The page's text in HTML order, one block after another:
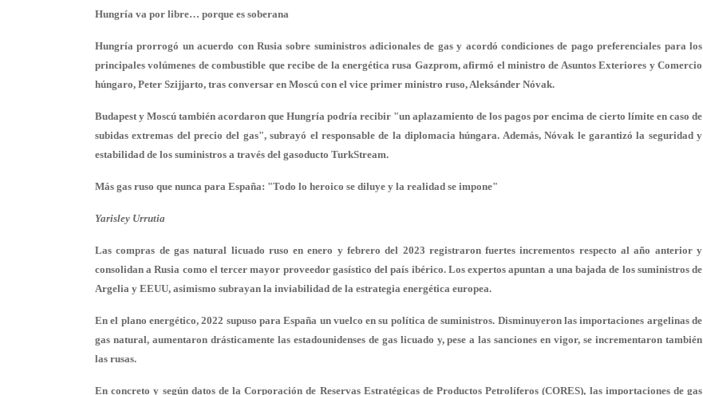
Hungría va por libre… porque es soberana
Hungría prorrogó un acuerdo con Rusia sobre suministros adicionales de gas y acordó condiciones de pago preferenciales para los
principales volúmenes de combustible que recibe de la energética rusa Gazprom, afirmó el ministro de Asuntos Exteriores y Comercio
húngaro, Peter Szijjarto, tras conversar en Moscú con el vice primer ministro ruso, Aleksánder Nóvak.
Budapest y Moscú también acordaron que Hungría podría recibir "un aplazamiento de los pagos por encima de cierto límite en caso de
subidas extremas del precio del gas", subrayó el responsable de la diplomacia húngara. Además, Nóvak le garantizó la seguridad y
estabilidad de los suministros a través del gasoducto TurkStream.
Más gas ruso que nunca para España: "Todo lo heroico se diluye y la realidad se impone"
Yarisley Urrutia
Las compras de gas natural licuado ruso en enero y febrero del 2023 registraron fuertes incrementos respecto al año anterior y
consolidan a Rusia como el tercer mayor proveedor gasístico del país ibérico. Los expertos apuntan a una bajada de los suministros de
Argelia y EEUU, asimismo subrayan la inviabilidad de la estrategia energética europea.
En el plano energético, 2022 supuso para España un vuelco en su política de suministros. Disminuyeron las importaciones argelinas de
gas natural, aumentaron drásticamente las estadounidenses de gas licuado y, pese a las sanciones en vigor, se incrementaron también
las rusas.
En concreto y según datos de la Corporación de Reservas Estratégicas de Productos Petrolíferos (CORES), las importaciones de gas